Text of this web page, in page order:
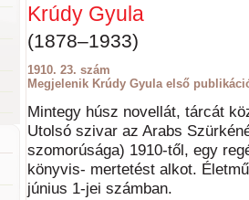
Krúdy Gyula
(1878–1933)
1910. 23. szám
Megjelenik Krúdy Gyula első
Mintegy húsz novellát, tárcát
Utolsó szivar az Arabs
szomorúsága) 1910-től, egy
könyvis- mertetést alkot.
június 1-jei számban.